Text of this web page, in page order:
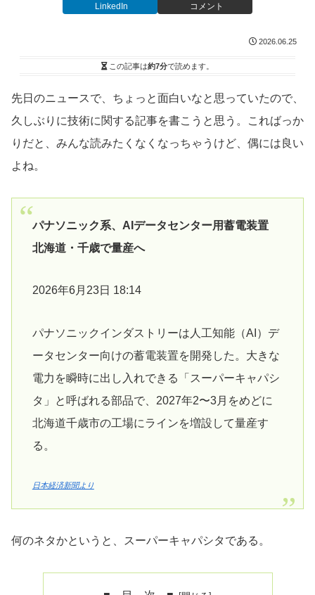
LinkedIn コメント
2026.06.25
この記事は約7分で読めます。
先日のニュースで、ちょっと面白いなと思っていたので、
久しぶりに技術に関する記事を書こうと思う。こればっか
りだと、みんな読みたくなくなっちゃうけど、偶には良い
よね。
パナソニック系、AIデータセンター用蓄電装置
北海道・千歳で量産へ
2026年6月23日 18:14
パナソニックインダストリーは人工知能（AI）デ
ータセンター向けの蓄電装置を開発した。大きな
電力を瞬時に出し入れできる「スーパーキャパシ
タ」と呼ばれる部品で、2027年2〜3月をめどに
北海道千歳市の工場にラインを増設して量産す
る。
日本経済新聞より
何のネタかというと、スーパーキャパシタである。